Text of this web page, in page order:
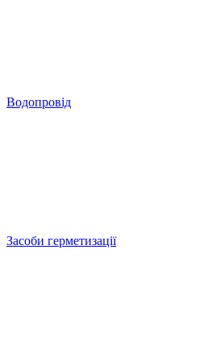
Водопровід
Засоби герметизації